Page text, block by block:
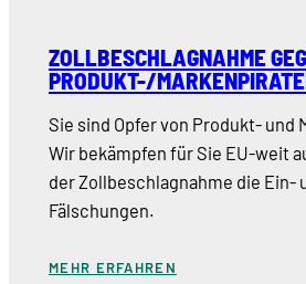
ZOLLBESCHLAGNAHME
PRODUKT-/
Sie sind Opfer von Produkt- und
Wir bekämpfen für Sie EU-weit
der Zollbeschlagnahme die Ein-
Fälschungen.
MEHR ERFAHREN